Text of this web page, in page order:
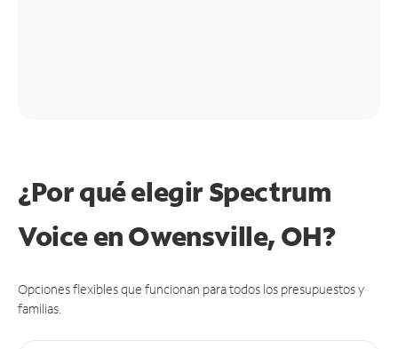
¿Por qué elegir Spectrum
Voice en Owensville, OH?
Opciones flexibles que funcionan para todos los presupuestos y
familias.